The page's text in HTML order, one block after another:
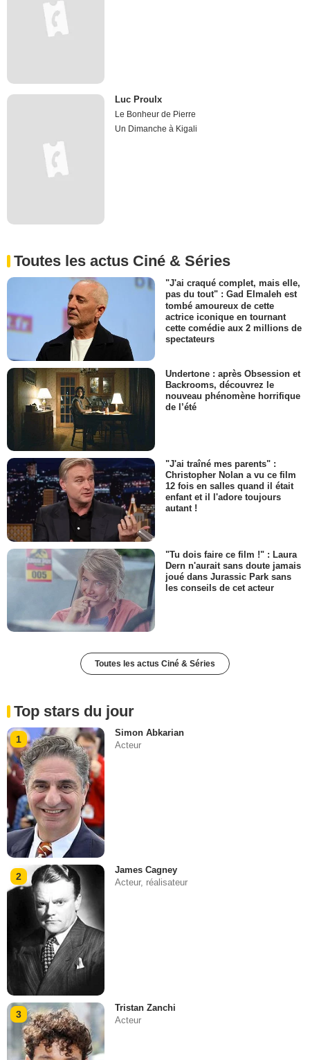
Luc Proulx
Le Bonheur de Pierre
Un Dimanche à Kigali
Toutes les actus Ciné & Séries
"J'ai craqué complet, mais elle,
pas du tout" : Gad Elmaleh est
tombé amoureux de cette
actrice iconique en tournant
cette comédie aux 2 millions de
spectateurs
Undertone : après Obsession et
Backrooms, découvrez le
nouveau phénomène horrifique
de l’été
"J'ai traîné mes parents" :
Christopher Nolan a vu ce film
12 fois en salles quand il était
enfant et il l'adore toujours
autant !
"Tu dois faire ce film !" : Laura
Dern n'aurait sans doute jamais
joué dans Jurassic Park sans
les conseils de cet acteur
Toutes les actus Ciné & Séries
Top stars du jour
1
Simon Abkarian
Acteur
2
James Cagney
Acteur, réalisateur
3
Tristan Zanchi
Acteur